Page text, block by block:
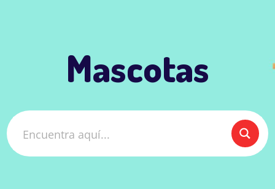
Mascotas